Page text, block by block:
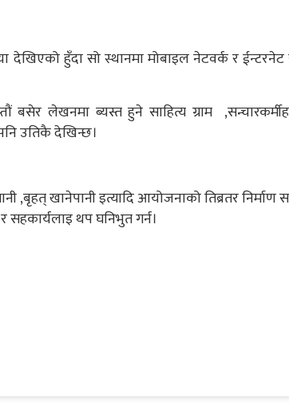
हुँदा सो स्थानमा मोबाइल नेटवर्क र
बसेर लेखनमा ब्यस्त हुने साहित्य ग्राम
उतिकै देखिन्छ।
,बृहत् खानेपानी इत्यादि आयोजनाको तिब्रतर निर्माण
थप घनिभुत गर्न।